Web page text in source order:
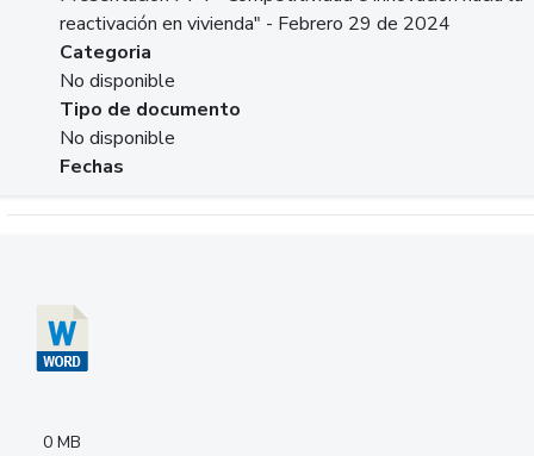
reactivación en vivienda" - Febrero 29 de 2024
Categoria
No disponible
Tipo de documento
No disponible
Fechas
0 MB